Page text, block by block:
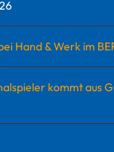
Hand & Werk im
kommt aus